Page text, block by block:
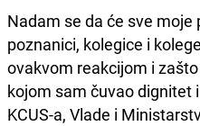
Nadam se da će sve moje
poznanici, kolegice i
ovakvom reakcijom i
kojom sam čuvao dignitet
KCUS-a, Vlade i